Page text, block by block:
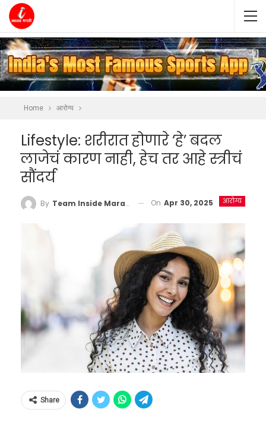
Home आरोग्य
Lifestyle: शरीरात होणारे ‘हे’ बदल
लाजेचं कारण नाही, हेच तर आहे स्त्रीचं
सौंदर्य
आरोग्य
By Team Inside Marathi On Apr 30, 2025
Share